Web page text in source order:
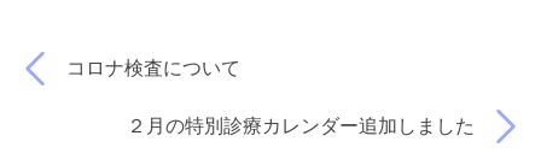
コロナ検査について
２月の特別診療カレンダー追加しました